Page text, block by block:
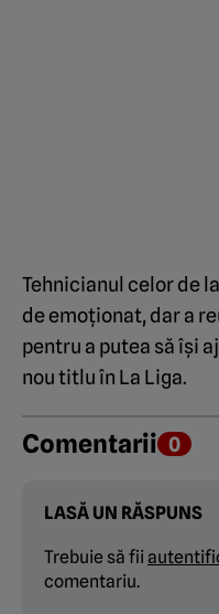
Tehnicianul celor de
de emoționat, dar a
pentru a putea să își
nou titlu în La Liga.
Comentarii 0
LASĂ UN RĂSPUNS
Trebuie să fii
comentariu.